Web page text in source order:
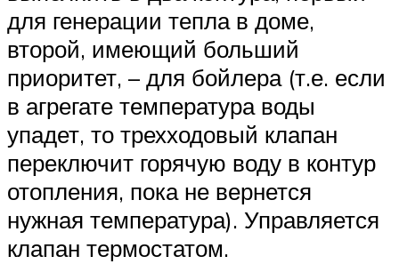
для генерации тепла в доме,
второй, имеющий больший
приоритет, – для бойлера (т.е. если
в агрегате температура воды
упадет, то трехходовый клапан
переключит горячую воду в контур
отопления, пока не вернется
нужная температура). Управляется
клапан термостатом.